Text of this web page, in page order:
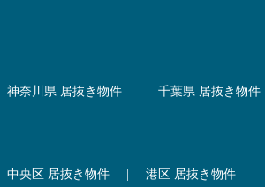
神奈川県 居抜き物件 千葉県 居抜き物件
中央区 居抜き物件 港区 居抜き物件